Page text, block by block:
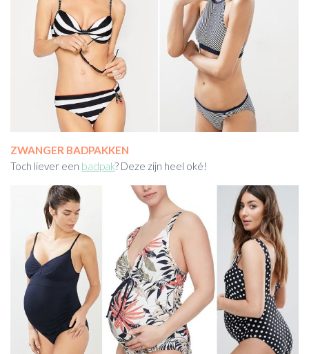
ZWANGER BADPAKKEN
Toch liever een badpak? Deze zijn heel oké!